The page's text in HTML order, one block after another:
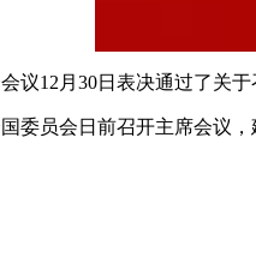
议12月30日表决通过了关
委员会日前召开主席会议